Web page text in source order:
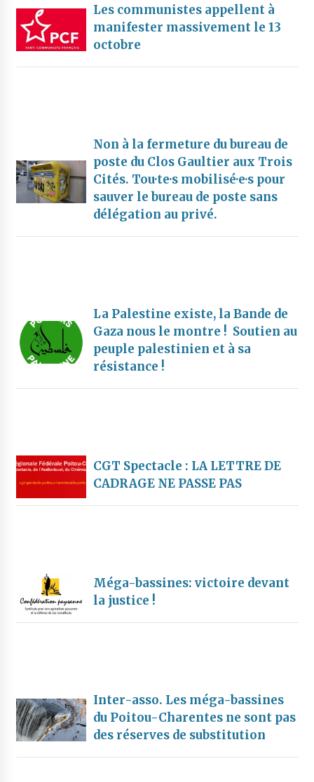
Les communistes appellent à
manifester massivement le 13
octobre
Non à la fermeture du bureau de
poste du Clos Gaultier aux Trois
Cités. Tou·te·s mobilisé·e·s pour
sauver le bureau de poste sans
délégation au privé.
La Palestine existe, la Bande de
Gaza nous le montre ! Soutien au
peuple palestinien et à sa
résistance !
CGT Spectacle : LA LETTRE DE
CADRAGE NE PASSE PAS
Méga-bassines: victoire devant
la justice !
Inter-asso. Les méga-bassines
du Poitou-Charentes ne sont pas
des réserves de substitution